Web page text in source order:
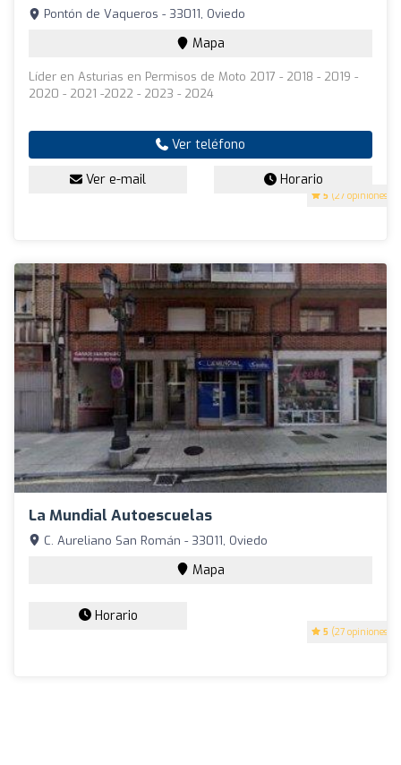
5 (27 opiniones)
Pontón de Vaqueros - 33011, Oviedo
Mapa
Líder en Asturias en Permisos de Moto 2017 - 2018 - 2019 -
2020 - 2021 -2022 - 2023 - 2024
Ver teléfono
Ver e-mail Horario
La Mundial Autoescuelas
5 (27 opiniones)
C. Aureliano San Román - 33011, Oviedo
Mapa
Horario